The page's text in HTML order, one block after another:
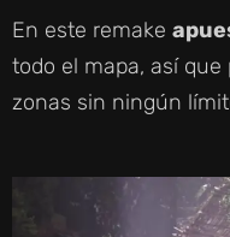
En este remake
todo el mapa, así
zonas sin ningún